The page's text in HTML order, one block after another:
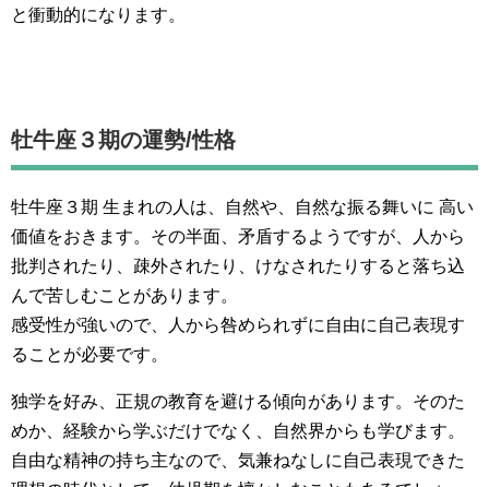
と衝動的になります。
牡牛座３期の運勢/性格
牡牛座３期 生まれの人は、自然や、自然な振る舞いに 高い
価値をおきます。その半面、矛盾するようですが、人から
批判されたり、疎外されたり、けなされたりすると落ち込
んで苦しむことがあります。
感受性が強いので、人から咎められずに自由に自己表現す
ることが必要です。
独学を好み、正規の教育を避ける傾向があります。そのた
めか、経験から学ぶだけでなく、自然界からも学びます。
自由な精神の持ち主なので、気兼ねなしに自己表現できた